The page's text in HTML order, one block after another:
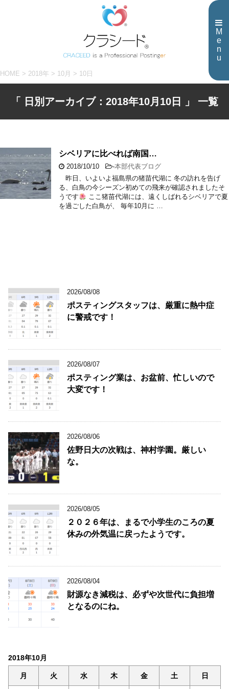
M
e
n
u
HOME > 2018年 > 10月 > 10日
「 日別アーカイブ：2018年10月10日 」 一覧
シベリアに比べれば南国…
2018/10/10 -本部代表ブログ
昨日、いよいよ福島県の猪苗代湖に 冬の訪れを告げ
る、白鳥の今シーズン初めての飛来が確認されましたそ
うです
ここ猪苗代湖には、遠くしばれるシベリアで夏
を過ごした白鳥が、 毎年10月に …
2026/08/08
ポスティングスタッフは、厳重に熱中症
に警戒です！
2026/08/07
ポスティング業は、お盆前、忙しいので
大変です！
2026/08/06
佐野日大の次戦は、神村学園。厳しい
な。
2026/08/05
２０２６年は、まるで小学生のころの夏
休みの外気温に戻ったようです。
2026/08/04
財源なき減税は、必ずや次世代に負担増
となるのにね。
2018年10月
月 火 水 木 金 土 日